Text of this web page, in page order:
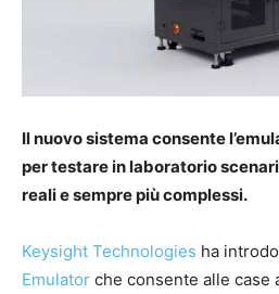
Il nuovo sistema consente
per testare in laboratorio
reali e sempre più complessi.
Keysight Technologies ha
Emulator che consente alle case